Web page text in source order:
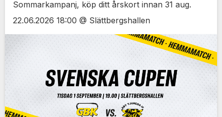
Sommarkampanj, köp ditt årskort innan 31 aug.
22.06.2026 18:00 @ Slättbergshallen